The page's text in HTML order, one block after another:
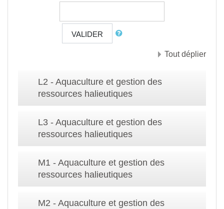
VALIDER
Tout déplier
L2 - Aquaculture et gestion des
ressources halieutiques
L3 - Aquaculture et gestion des
ressources halieutiques
M1 - Aquaculture et gestion des
ressources halieutiques
M2 - Aquaculture et gestion des